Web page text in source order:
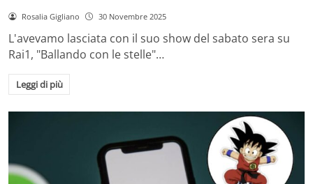
Rosalia Gigliano 30 Novembre 2025
L'avevamo lasciata con il suo show del sabato sera su
Rai1, "Ballando con le stelle"…
Leggi di più